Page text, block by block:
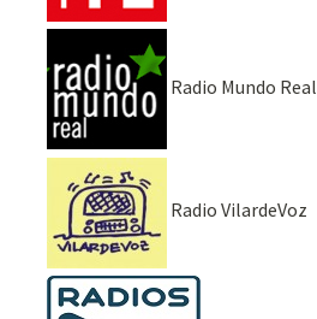
Radio Mundo Real
Radio VilardeVoz